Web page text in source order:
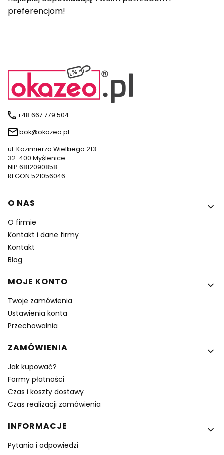
preferencjom!
+48 667 779 504
bok@okazeo.pl
ul. Kazimierza Wielkiego 213
32-400 Myślenice
NIP 6812090858
REGON 521056046
Linki w stopce
O NAS
O firmie
Kontakt i dane firmy
Kontakt
Blog
MOJE KONTO
Twoje zamówienia
Ustawienia konta
Przechowalnia
ZAMÓWIENIA
Jak kupować?
Formy płatności
Czas i koszty dostawy
Czas realizacji zamówienia
INFORMACJE
Pytania i odpowiedzi